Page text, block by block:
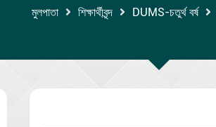
মুলপাতা শিক্ষার্থীবৃন্দ DUMS-চতুর্থ বর্ষ